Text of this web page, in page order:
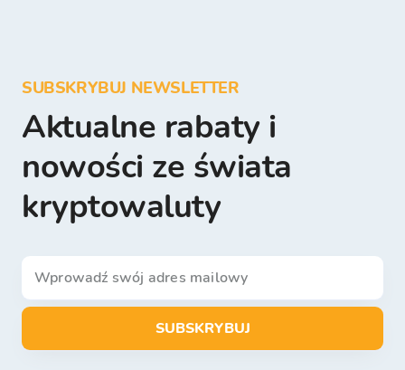
SUBSKRYBUJ NEWSLETTER
Aktualne rabaty i
nowości ze świata
kryptowaluty
SUBSKRYBUJ